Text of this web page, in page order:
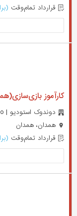
قرارداد تمام‌وقت
کارآموز
دوندوک استودیو | DoonDookStudio
همدان، همدان
قرارداد تمام‌وقت